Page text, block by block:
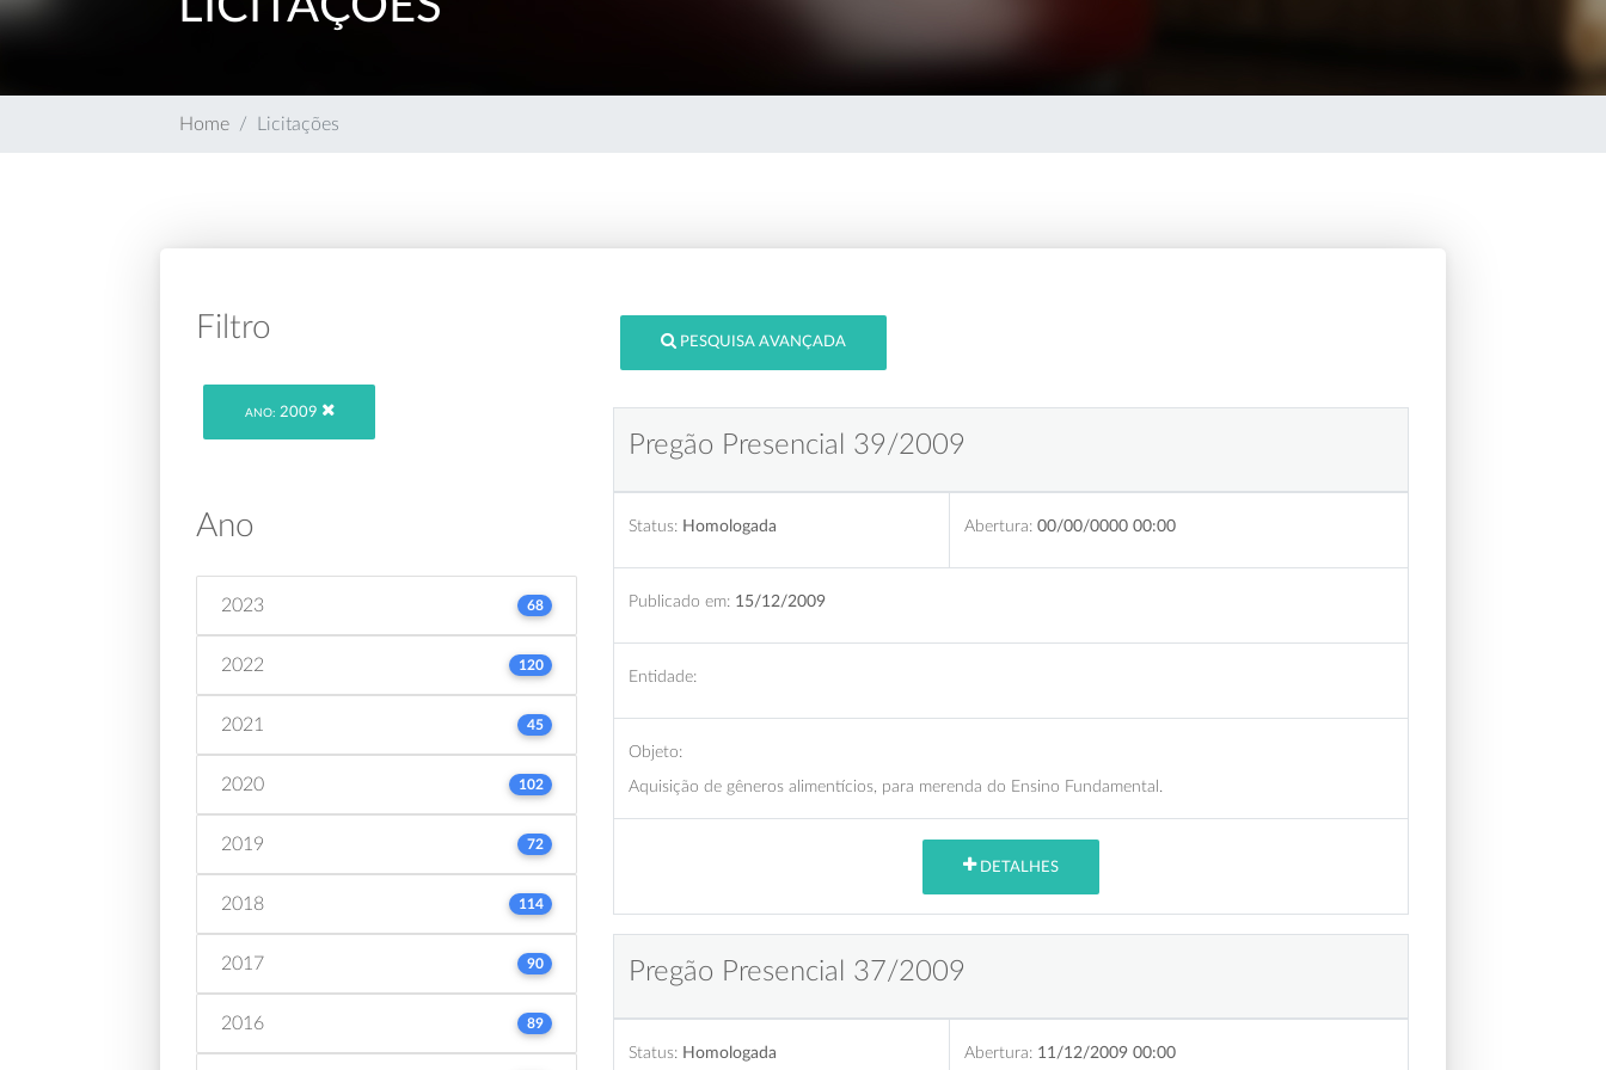
Home Licitações
Filtro
ANO: 2009
Ano
2023 68
2022 120
2021 45
2020 102
2019 72
2018 114
2017 90
2016 89
PESQUISA AVANÇADA
Pregão Presencial 39/2009
Status: Homologada Abertura: 00/00/0000 00:00
Publicado em: 15/12/2009
Entidade:
Objeto:
Aquisição de gêneros alimentícios, para merenda do Ensino Fundamental.
DETALHES
Pregão Presencial 37/2009
Status: Homologada Abertura: 11/12/2009 00:00